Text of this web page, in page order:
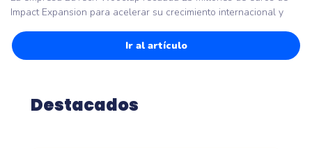
Impact Expansion para acelerar su crecimiento internacional y
Ir al artículo
Destacados